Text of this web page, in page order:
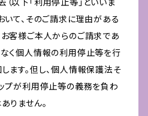
以下「利用停止等」といいま
いて、そのご請求に理由がある
客様ご本人からのご請求であ
く個人情報の利用停止等を行
ます。但し、個人情報保護法そ
プが利用停止等の義務を負わ
りません。